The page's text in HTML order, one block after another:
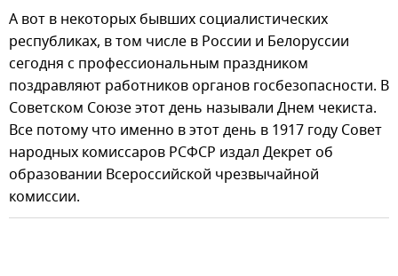
А вот в некоторых бывших социалистических
республиках, в том числе в России и Белоруссии
сегодня с профессиональным праздником
поздравляют работников органов госбезопасности. В
Советском Союзе этот день называли Днем чекиста.
Все потому что именно в этот день в 1917 году Совет
народных комиссаров РСФСР издал Декрет об
образовании Всероссийской чрезвычайной
комиссии.